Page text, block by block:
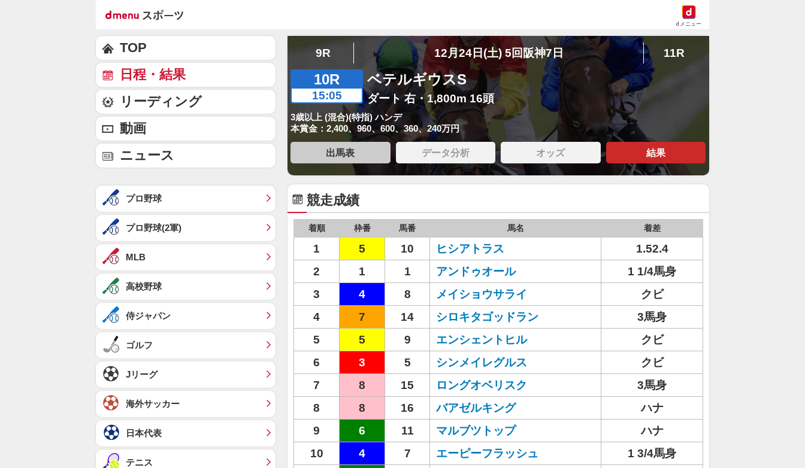
dメニュー
9R 12月24日(土) 5回阪神7日 11R
10R
15:05
ベテルギウスS
ダート 右・1,800m 16頭
3歳以上 (混合)(特指) ハンデ
本賞金：2,400、960、600、360、240万円
出馬表 データ分析 オッズ 結果
競走成績
着順 枠番 馬番 馬名 着差
1 5 10 ヒシアトラス
1.52.4
2
1 1 アンドゥオール
1 1/4馬身
3
4 8 メイショウサライ
クビ
4
7 14 シロキタゴッドラン
3馬身
5
5 9 エンシェントヒル
クビ
6
3 5 シンメイレグルス
クビ
7
8 15 ロングオベリスク
3馬身
8
8 16 バアゼルキング
ハナ
9
6 11 マルブツトップ
ハナ
10
4 7 エーピーフラッシュ
1 3/4馬身
TOP
日程・結果
リーディング
動画
ニュース
プロ野球
プロ野球(2軍)
MLB
高校野球
侍ジャパン
ゴルフ
Jリーグ
海外サッカー
日本代表
テニス